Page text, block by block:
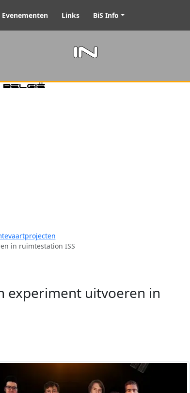
Evenementen Links BiS Info
in
België
in ruimtestation ISS
experiment uitvoeren in